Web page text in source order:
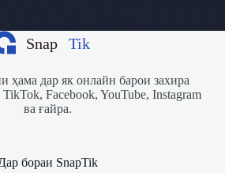
ҳама дар як онлайн барои захира
Facebook, YouTube, Instagram
ва ғайра.
бораи SnapTik